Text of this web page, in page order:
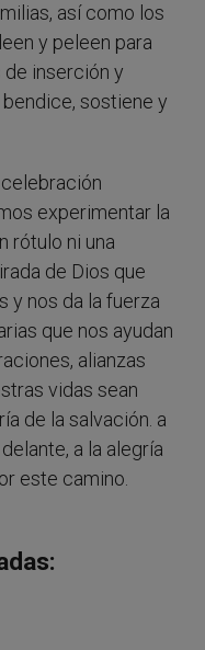
así como los
y peleen para
inserción y
sostiene y
experimentar la
rótulo ni una
de Dios que
y nos da la fuerza
que nos ayudan
alianzas
vidas sean
de la salvación. a
a la alegría
este camino.